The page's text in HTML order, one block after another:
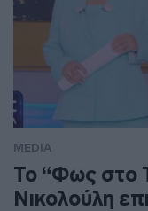
MEDIA
Το “Φως στο
Νικολούλη